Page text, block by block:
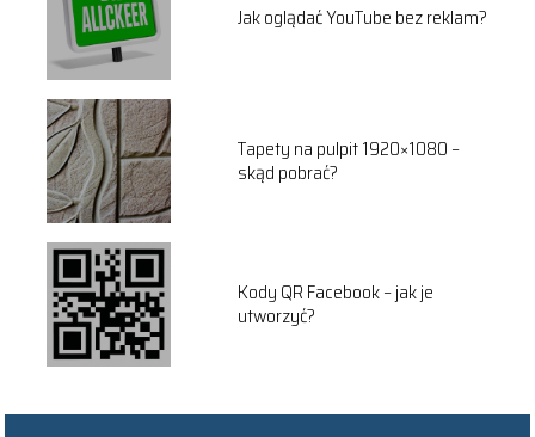
Jak oglądać YouTube bez reklam?
Tapety na pulpit 1920×1080 –
skąd pobrać?
Kody QR Facebook – jak je
utworzyć?